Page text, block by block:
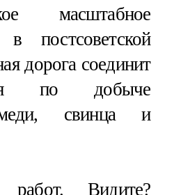
масштабное
в постсоветской
дорога соединит
по добыче
свинца и
Видите?